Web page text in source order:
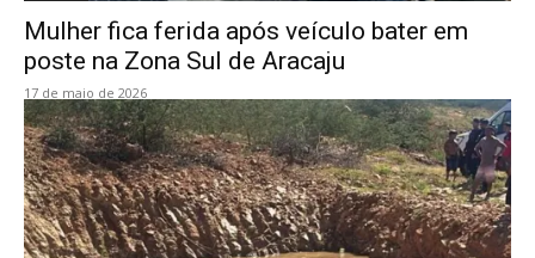
Mulher fica ferida após veículo bater em
poste na Zona Sul de Aracaju
17 de maio de 2026